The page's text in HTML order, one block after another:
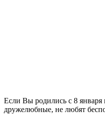
Если Вы родились с 8 января
дружелюбные, не любят